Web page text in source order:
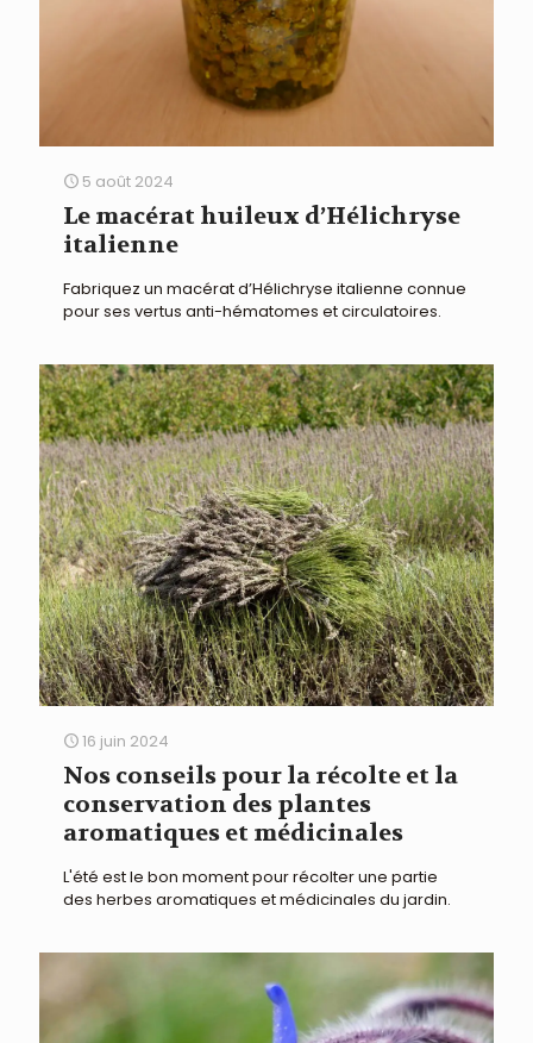
5 août 2024
Le macérat huileux d’Hélichryse
italienne
Fabriquez un macérat d’Hélichryse italienne connue
pour ses vertus anti-hématomes et circulatoires.
16 juin 2024
Nos conseils pour la récolte et la
conservation des plantes
aromatiques et médicinales
L'été est le bon moment pour récolter une partie
des herbes aromatiques et médicinales du jardin.